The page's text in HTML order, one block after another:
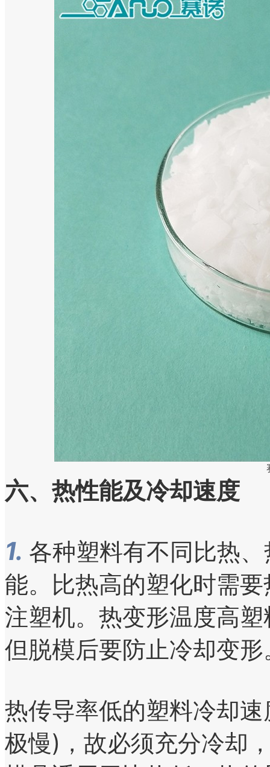
六、热性能及冷却速度
1. 各种塑料有不同比热
能。比热高的塑化时需
注塑机。热变形温度高
但脱模后要防止冷却变形
热传导率低的塑料冷却
极慢)，故必须充分冷却